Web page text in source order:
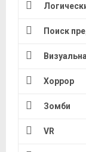
Поиск
Хоррор
Зомби
VR